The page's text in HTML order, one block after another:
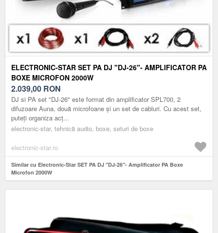
ELECTRONIC-STAR SET PA DJ "DJ-26"- AMPLIFICATOR PA
BOXE MICROFON 2000W
2.039,00 RON
DJ si PA set "DJ-26" este format din amplificator SPL700, 2
difuzoare Auna, două microfoane și un set de cabluri. Cu acest set,
puteți organiza acț...
electronic-star, tehnică audio, boxe, seturi de boxe
electronic-star.ro
Similar cu Electronic-Star SET PA DJ "DJ-26"- Amplificator PA Boxe
Microfon 2000W